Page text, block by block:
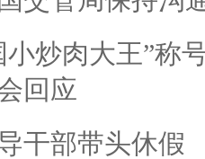
小炒肉大王”称
回应
干部带头休假